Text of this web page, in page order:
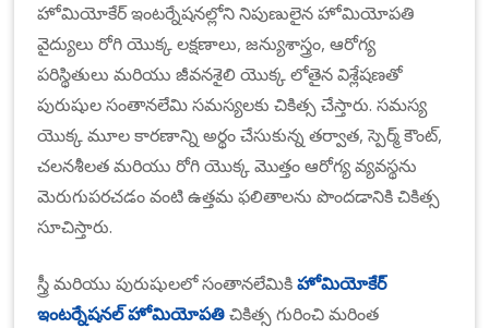
హోమియోకేర్ ఇంటర్నేషనల్లోని నిపుణులైన హోమియోపతి
వైద్యులు రోగి యొక్క లక్షణాలు, జన్యుశాస్త్రం, ఆరోగ్య
పరిస్థితులు మరియు జీవనశైలి యొక్క లోతైన విశ్లేషణతో
పురుషుల సంతానలేమి సమస్యలకు చికిత్స చేస్తారు. సమస్య
యొక్క మూల కారణాన్ని అర్థం చేసుకున్న తర్వాత, స్పెర్మ్ కౌంట్,
చలనశీలత మరియు రోగి యొక్క మొత్తం ఆరోగ్య వ్యవస్థను
మెరుగుపరచడం వంటి ఉత్తమ ఫలితాలను పొందడానికి చికిత్స
సూచిస్తారు.
స్త్రీ మరియు పురుషులలో సంతానలేమికిహోమియోకేర్
ఇంటర్నేషనల్ హోమియోపతిచికిత్స గురించి మరింత